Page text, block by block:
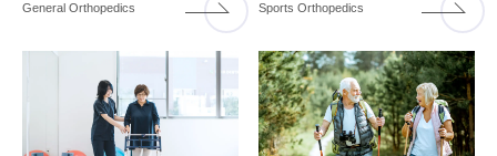
General Orthopedics Sports Orthopedics